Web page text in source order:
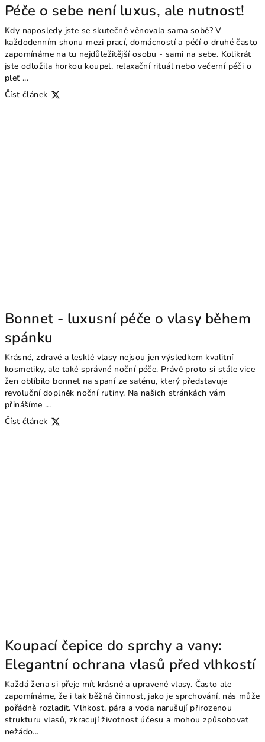
Péče o sebe není luxus, ale nutnost!
Kdy naposledy jste se skutečně věnovala sama sobě? V
každodenním shonu mezi prací, domácností a péčí o druhé často
zapomínáme na tu nejdůležitější osobu - sami na sebe. Kolikrát
jste odložila horkou koupel, relaxační rituál nebo večerní péči o
pleť ...
Číst článek
Bonnet - luxusní péče o vlasy během
spánku
Krásné, zdravé a lesklé vlasy nejsou jen výsledkem kvalitní
kosmetiky, ale také správné noční péče. Právě proto si stále vice
žen oblíbilo bonnet na spaní ze saténu, který představuje
revoluční doplněk noční rutiny. Na našich stránkách vám
přinášíme ...
Číst článek
Koupací čepice do sprchy a vany:
Elegantní ochrana vlasů před vlhkostí
Každá žena si přeje mít krásné a upravené vlasy. Často ale
zapomínáme, že i tak běžná činnost, jako je sprchování, nás může
pořádně rozladit. Vlhkost, pára a voda narušují přirozenou
strukturu vlasů, zkracují životnost účesu a mohou způsobovat
nežádo...